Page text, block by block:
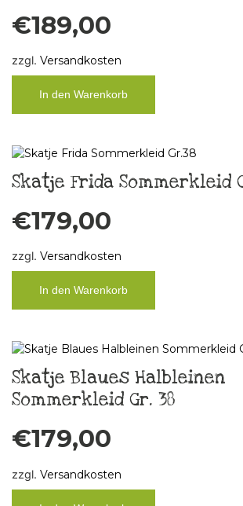
€189,00
zzgl. Versandkosten
In den Warenkorb
Skatje Frida Sommerkleid
€179,00
zzgl. Versandkosten
In den Warenkorb
Skatje Blaues Halbleinen
Sommerkleid Gr. 38
€179,00
zzgl. Versandkosten